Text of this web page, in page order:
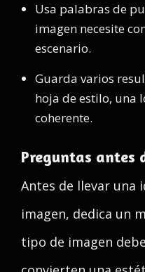
Usa palabras de
imagen necesite
escenario.
Guarda varios
hoja de estilo, una
coherente.
Preguntas antes
Antes de llevar una
imagen, dedica un
tipo de imagen